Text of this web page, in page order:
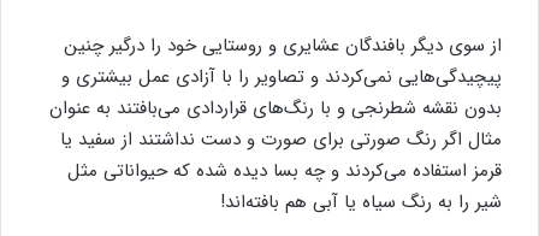
از سوی دیگر بافندگان عشایری و روستایی خود را درگیر چنین
پیچیدگی‌هایی نمی‌کردند و تصاویر را با آزادی عمل بیشتری و
بدون نقشه شطرنجی و با رنگ‌های قراردادی می‌بافتند به عنوان
مثال اگر رنگ صورتی برای صورت و دست نداشتند از سفید یا
قرمز استفاده می‌کردند و چه بسا دیده شده که حیواناتی مثل
شیر را به رنگ سیاه یا آبی هم بافته‌اند!